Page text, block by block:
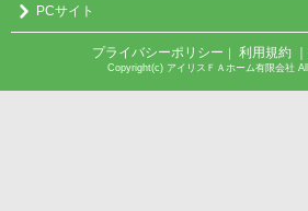
PCサイト
プライバシーポリシー ｜ 利用規約
Copyright(c) アイリスＦＡホーム有限会社